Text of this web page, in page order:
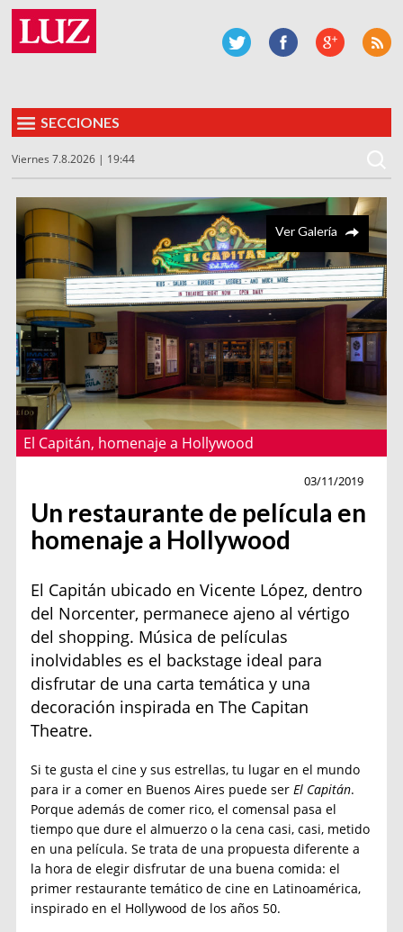
SECCIONES
Viernes 7.8.2026 | 19:44
Ver Galería
El Capitán, homenaje a Hollywood
03/11/2019
Un restaurante de película en
homenaje a Hollywood
El Capitán ubicado en Vicente López, dentro
del Norcenter, permanece ajeno al vértigo
del shopping. Música de películas
inolvidables es el backstage ideal para
disfrutar de una carta temática y una
decoración inspirada en The Capitan
Theatre.
Si te gusta el cine y sus estrellas, tu lugar en el mundo
para ir a comer en Buenos Aires puede serEl Capitán.
Porque además de comer rico, el comensal pasa el
tiempo que dure el almuerzo o la cena casi, casi, metido
en una película. Se trata de una propuesta diferente a
la hora de elegir disfrutar de una buena comida: el
primer restaurante temático de cine en Latinoamérica,
inspirado en el Hollywood de los años 50.